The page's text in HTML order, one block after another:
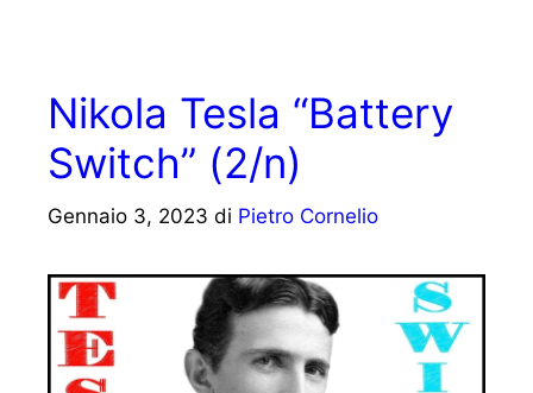
Nikola Tesla “Battery
Switch” (2/n)
Gennaio 3, 2023 di Pietro Cornelio